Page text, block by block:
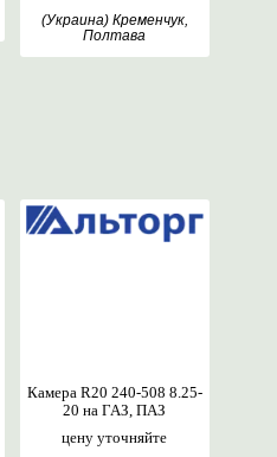
(Украина) Кременчук,
Полтава
цену уточняйте
Камера R20 240-508 8.25-
20 на ГАЗ, ПАЗ